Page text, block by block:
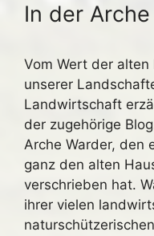
In der Arche
Vom Wert der
unserer
Landwirtschaft
der zugehörige
Arche Warder, den
ganz den alten
verschrieben hat.
ihrer vielen